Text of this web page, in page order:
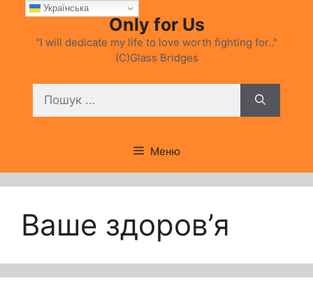
Перейти
вмісту
Only for Us
"I will dedicate my life to love worth fighting for.."
(C)Glass Bridges
Меню
Ваше здоров’я
Українська